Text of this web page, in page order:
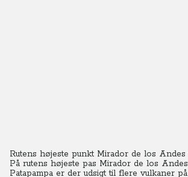
Rutens højeste punkt Mirador de los Andes
På rutens højeste pas Mirador de los
Patapampa er der udsigt til flere vulkaner